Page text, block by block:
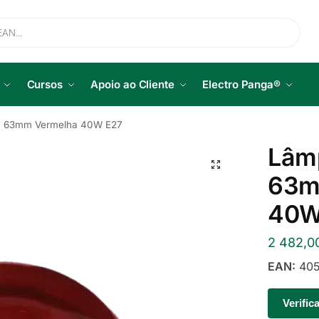
Cursos Apoio ao Cliente Electro Panga®
Vermelha 40W E27
2
EAN: